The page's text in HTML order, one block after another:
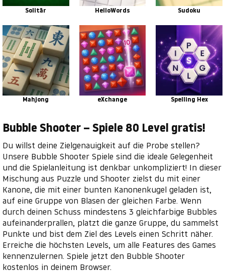
Solitär HelloWords Sudoku
Mahjong eXchange Spelling Hex
Bubble Shooter – Spiele 80 Level gratis!
Du willst deine Zielgenauigkeit auf die Probe stellen?
Unsere Bubble Shooter Spiele sind die ideale Gelegenheit
und die Spielanleitung ist denkbar unkompliziert! In dieser
Mischung aus Puzzle und Shooter zielst du mit einer
Kanone, die mit einer bunten Kanonenkugel geladen ist,
auf eine Gruppe von Blasen der gleichen Farbe. Wenn
durch deinen Schuss mindestens 3 gleichfarbige Bubbles
aufeinanderprallen, platzt die ganze Gruppe, du sammelst
Punkte und bist dem Ziel des Levels einen Schritt näher.
Erreiche die höchsten Levels, um alle Features des Games
kennenzulernen. Spiele jetzt den Bubble Shooter
kostenlos in deinem Browser.